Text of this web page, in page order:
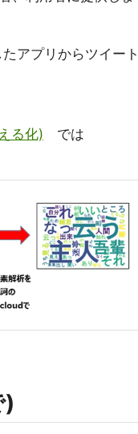
アプリからツイー
る化) では
)